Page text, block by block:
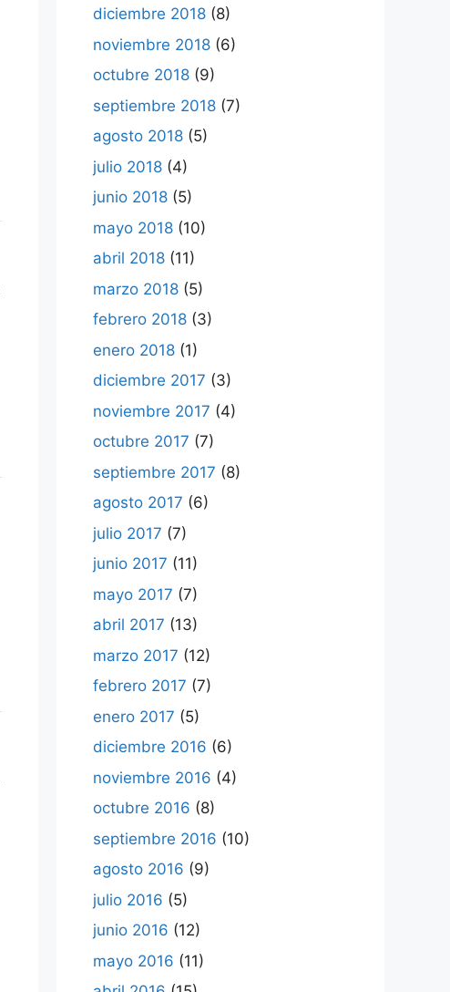
diciembre 2018 (8)
noviembre 2018 (6)
octubre 2018 (9)
septiembre 2018 (7)
agosto 2018 (5)
julio 2018 (4)
junio 2018 (5)
mayo 2018 (10)
abril 2018 (11)
marzo 2018 (5)
febrero 2018 (3)
enero 2018 (1)
diciembre 2017 (3)
noviembre 2017 (4)
octubre 2017 (7)
septiembre 2017 (8)
agosto 2017 (6)
julio 2017 (7)
junio 2017 (11)
mayo 2017 (7)
abril 2017 (13)
marzo 2017 (12)
febrero 2017 (7)
enero 2017 (5)
diciembre 2016 (6)
noviembre 2016 (4)
octubre 2016 (8)
septiembre 2016 (10)
agosto 2016 (9)
julio 2016 (5)
junio 2016 (12)
mayo 2016 (11)